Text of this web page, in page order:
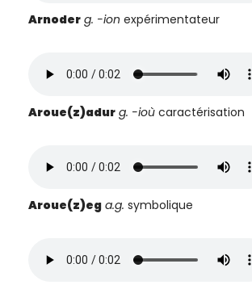
Arnoder g. -ion expérimentateur
Aroue(z)adur g. -ioù caractérisation
Aroue(z)eg a.g. symbolique